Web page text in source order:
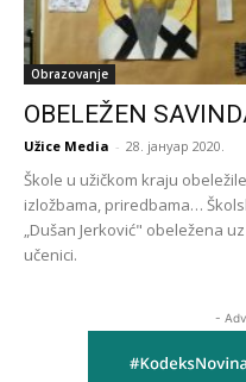
Obrazovanje
OBELEŽEN
Užice Media - 28. јануар 2020.
Škole u užičkom kraju
izložbama, priredbama…
„Dušan Jerković" obeležena
učenici.
-